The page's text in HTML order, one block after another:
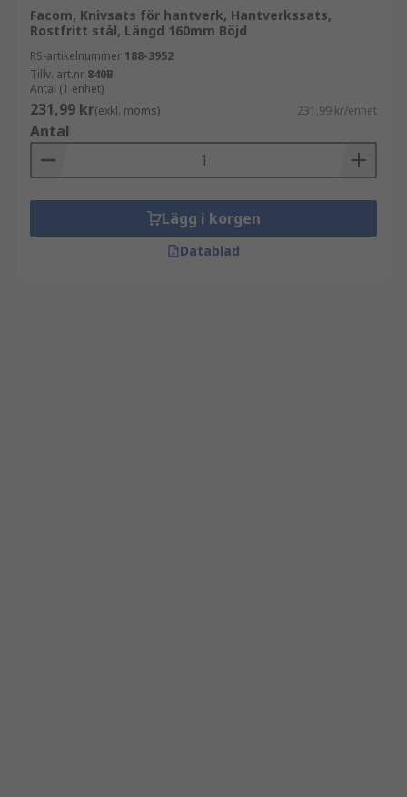
Facom, Knivsats för hantverk, Hantverkssats,
Rostfritt stål, Längd 160mm Böjd
RS-artikelnummer 188-3952
Tillv. art.nr 840B
Antal (1 enhet)
231,99 kr(exkl. moms) 231,99 kr/enhet
Antal
Lägg i korgen
Datablad